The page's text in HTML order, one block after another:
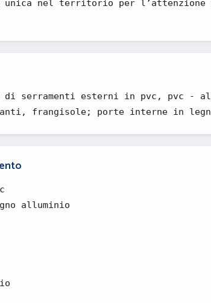
unica nel territorio per
di serramenti esterni in pvc, pvc -
frangisole; porte interne in
alluminio